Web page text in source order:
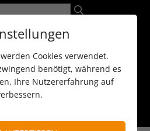
8 11 90 15
Cookies verwendet.
benötigt, während es
Ihre Nutzererfahrung auf